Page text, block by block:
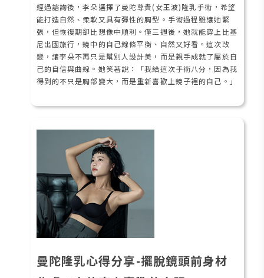
經過諮詢後，李朵選擇了曼陀尊貴(女王波)隆乳手術，希望
能打造自然、柔軟又具有彈性的胸型。手術過程雖讓她緊
張，但恢復期卻比想像中順利。僅三週後，她就能穿上比基
尼出國旅行，鏡中的自己線條平衡、自然又好看。這次改
變，讓李朵不再只是幫別人設計美，而是親手成就了屬於自
己的自信與曲線。她笑著說：「我給這次手術八分，因為我
得到的不只是胸部變大，而是重新喜歡上鏡子裡的自己。」
曼陀隆乳心得分享-擺脫鏡頭前身材